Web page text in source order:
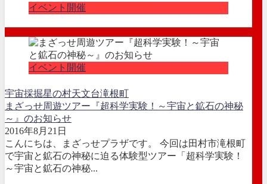
イベント開催
イベント開催
宇宙採掘星の村天文台滝根町
まざっせ周遊ツアー『超科学実験！～宇宙と鉱石の神秘
～』のお知らせ
2016年8月21日
こんにちは、まざっせプラザです。 今回は田村市滝根町
で宇宙と鉱石の神秘に迫る体験型ツアー「超科学実験！
～宇宙と鉱石の神秘...